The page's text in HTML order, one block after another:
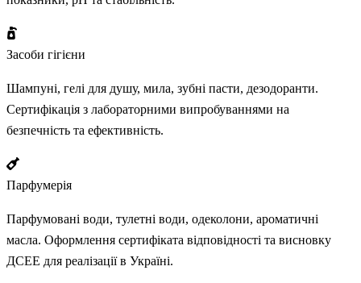
Засоби гігієни
Шампуні, гелі для душу, мила, зубні пасти, дезодоранти.
Сертифікація з лабораторними випробуваннями на
безпечність та ефективність.
Парфумерія
Парфумовані води, тулетні води, одеколони, ароматичні
масла. Оформлення сертифіката відповідності та висновку
ДСЕЕ для реалізації в Україні.